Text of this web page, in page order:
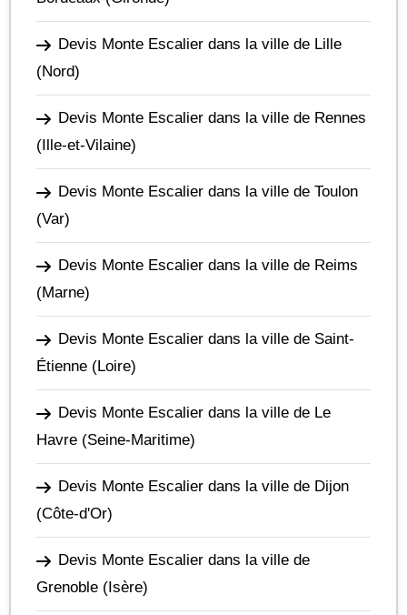
Devis Monte Escalier dans la ville de Lille
(Nord)
Devis Monte Escalier dans la ville de Rennes
(Ille-et-Vilaine)
Devis Monte Escalier dans la ville de Toulon
(Var)
Devis Monte Escalier dans la ville de Reims
(Marne)
Devis Monte Escalier dans la ville de Saint-
Étienne (Loire)
Devis Monte Escalier dans la ville de Le
Havre (Seine-Maritime)
Devis Monte Escalier dans la ville de Dijon
(Côte-d'Or)
Devis Monte Escalier dans la ville de
Grenoble (Isère)